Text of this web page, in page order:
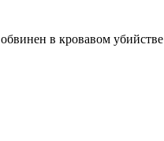
в кровавом убийстве